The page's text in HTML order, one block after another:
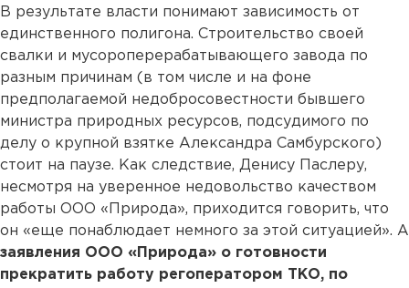
В результате власти понимают зависимость от
единственного полигона. Строительство своей
свалки и мусороперерабатывающего завода по
разным причинам (в том числе и на фоне
предполагаемой недобросовестности бывшего
министра природных ресурсов, подсудимого по
делу о крупной взятке Александра Самбурского)
стоит на паузе. Как следствие, Денису Паслеру,
несмотря на уверенное недовольство качеством
работы ООО «Природа», приходится говорить, что
он «еще понаблюдает немного за этой ситуацией». А
заявления ООО «Природа» о готовности
прекратить работу регоператором ТКО, по